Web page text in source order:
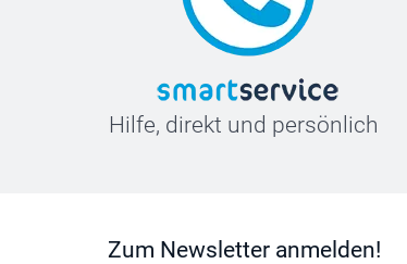
Hilfe, direkt und persönlich
Zum Newsletter anmelden!